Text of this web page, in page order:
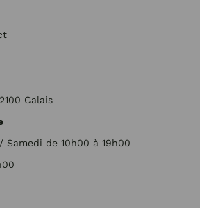
Calais
de 10h00 à 19h00